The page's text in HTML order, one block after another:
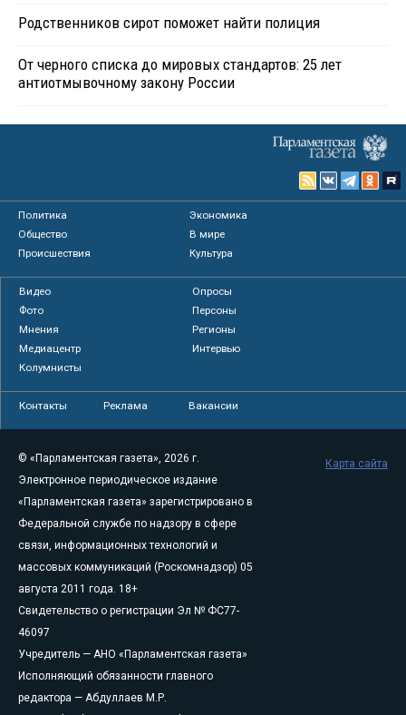
Родственников сирот поможет найти полиция
От черного списка до мировых стандартов: 25 лет
антиотмывочному закону России
Политика
Экономика
Общество
В мире
Происшествия
Культура
Видео
Опросы
Фото
Персоны
Мнения
Регионы
Медиацентр
Интервью
Колумнисты
Контакты Реклама Вакансии
© «Парламентская газета», 2026 г.
Электронное периодическое издание
«Парламентская газета» зарегистрировано в
Федеральной службе по надзору в сфере
связи, информационных технологий и
массовых коммуникаций (Роскомнадзор) 05
августа 2011 года. 18+
Свидетельство о регистрации Эл № ФС77-
46097
Учредитель — АНО «Парламентская газета»
Исполняющий обязанности главного
редактора — Абдуллаев М.Р.
Карта сайта